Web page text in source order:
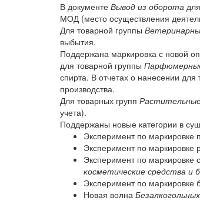
В документе Вывод из оборота для
МОД (место осуществления
Для товарной группы
выбытия.
Поддержана маркировка с новой
для товарной группы
спирта. В отчетах о нанесении для
производства.
Для товарных групп
учета).
Поддержаны новые категории в
Эксперимент по маркировке
Эксперимент по маркировке
Эксперимент по маркировке
косметические средства и
Эксперимент по маркировке
Новая волна